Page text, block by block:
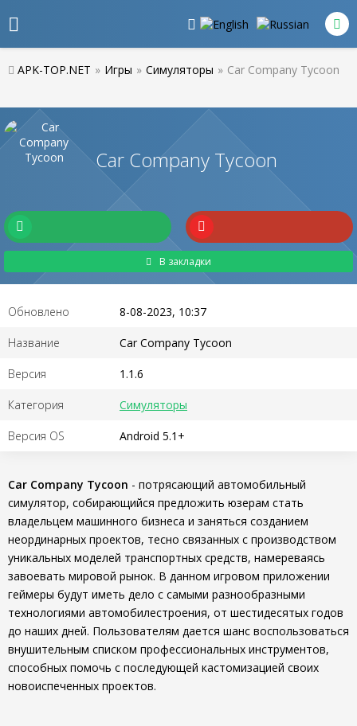
APK-TOP.NET » Игры » Симуляторы » Car Company Tycoon
Car Company Tycoon
В закладки
Обновлено 8-08-2023, 10:37
Название Car Company Tycoon
Версия 1.1.6
Категория Симуляторы
Версия OS Android 5.1+
Car Company Tycoon - потрясающий автомобильный
симулятор, собирающийся предложить юзерам стать
владельцем машинного бизнеса и заняться созданием
неординарных проектов, тесно связанных с производством
уникальных моделей транспортных средств, намереваясь
завоевать мировой рынок. В данном игровом приложении
геймеры будут иметь дело с самыми разнообразными
технологиями автомобилестроения, от шестидесятых годов
до наших дней. Пользователям дается шанс воспользоваться
внушительным списком профессиональных инструментов,
способных помочь с последующей кастомизацией своих
новоиспеченных проектов.